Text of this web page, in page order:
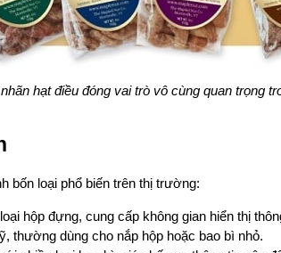
hạt điều đóng vai trò vô cùng quan trọng
bốn loại phổ biến trên thị trường:
hộp đựng, cung cấp không gian hiển thị
thường dùng cho nắp hộp hoặc bao bì nhỏ.